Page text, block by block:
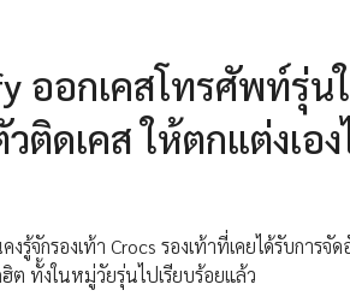
ออกเคสโทรศัพท์รุ่น
ติดเคส ให้ตกแต่งเอง
งรู้จักรองเท้า Crocs รองเท้าที่เคยได้รับกา
ต ทั้งในหมู่วัยรุ่นไปเรียบร้อยแล้ว